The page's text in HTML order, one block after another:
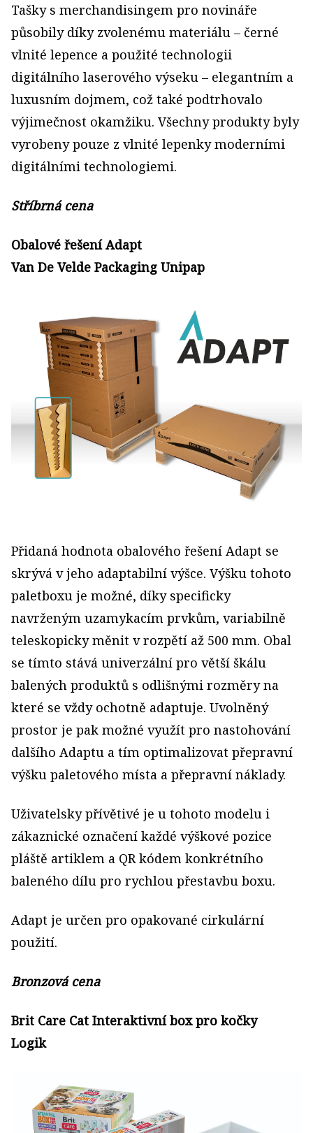
Tašky s merchandisingem pro novináře
působily díky zvolenému materiálu – černé
vlnité lepence a použité technologii
digitálního laserového výseku – elegantním a
luxusním dojmem, což také podtrhovalo
výjimečnost okamžiku. Všechny produkty byly
vyrobeny pouze z vlnité lepenky moderními
digitálními technologiemi.
Stříbrná cena
Obalové řešení Adapt
Van De Velde Packaging Unipap
Přidaná hodnota obalového řešení Adapt se
skrývá v jeho adaptabilní výšce. Výšku tohoto
paletboxu je možné, díky specificky
navrženým uzamykacím prvkům, variabilně
teleskopicky měnit v rozpětí až 500 mm. Obal
se tímto stává univerzální pro větší škálu
balených produktů s odlišnými rozměry na
které se vždy ochotně adaptuje. Uvolněný
prostor je pak možné využít pro nastohování
dalšího Adaptu a tím optimalizovat přepravní
výšku paletového místa a přepravní náklady.
Uživatelsky přívětivé je u tohoto modelu i
zákaznické označení každé výškové pozice
pláště artiklem a QR kódem konkrétního
baleného dílu pro rychlou přestavbu boxu.
Adapt je určen pro opakované cirkulární
použití.
Bronzová cena
Brit Care Cat Interaktivní box pro kočky
Logik